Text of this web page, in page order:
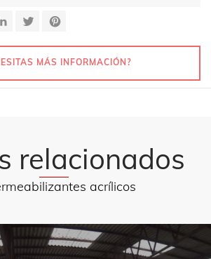
MÁS INFORMACIÓN?
relacionados
acrílicos